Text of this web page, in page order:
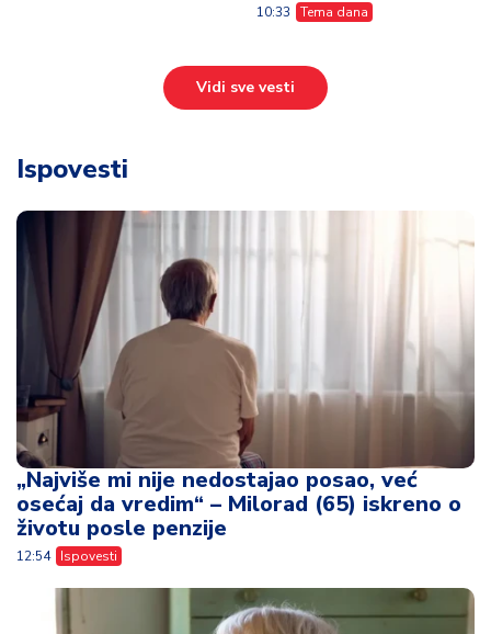
10:33 Tema dana
Vidi sve vesti
Ispovesti
„Najviše mi nije nedostajao posao, već
osećaj da vredim“ – Milorad (65) iskreno o
životu posle penzije
12:54 Ispovesti